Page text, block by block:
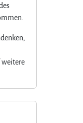
weitere